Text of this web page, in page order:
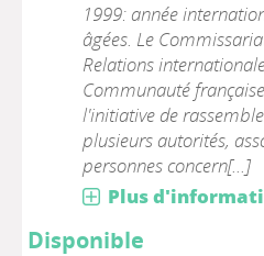
1999: année
âgées. Le
Relations
Communauté
l'initiative de
plusieurs autorités,
personnes concern[...]
Plus
Disponible